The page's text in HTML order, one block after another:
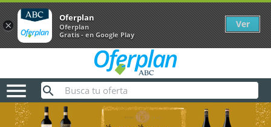

×
Oferplan
Oferplan
Gratis - en Google Play
Ver